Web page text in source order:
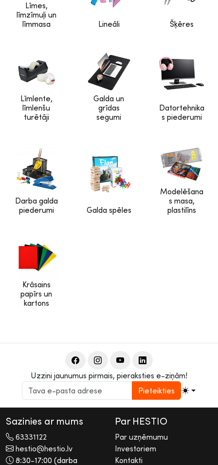
Līmes,
līmzīmuļi un
līmmasa
Lineāli Šķēres
Līmlente,
līmlenšu
turētāji
Galda un
grīdas
segumi
Datortehnika
s piederumi
Darba galda
piederumi
Galda spēles
Modelēšana
s masa,
plastilīns
Krāsains
papīrs un
kartons
Uzzini jaunumus pirmais, pieraksties e-ziņām!
Pieteikties
Sazinies ar mums
63331122
hestio@hestio.lv
8:30-17:00 (darba
Par HESTIO
Par uzņēmumu
Investoriem
Kontakti